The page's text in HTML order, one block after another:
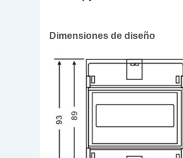
Dimensiones de diseño